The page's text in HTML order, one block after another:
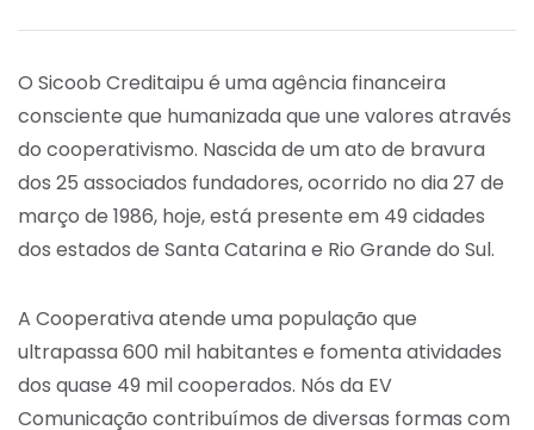
O Sicoob Creditaipu é uma agência financeira
consciente que humanizada que une valores através
do cooperativismo. Nascida de um ato de bravura
dos 25 associados fundadores, ocorrido no dia 27 de
março de 1986, hoje, está presente em 49 cidades
dos estados de Santa Catarina e Rio Grande do Sul.
A Cooperativa atende uma população que
ultrapassa 600 mil habitantes e fomenta atividades
dos quase 49 mil cooperados. Nós da EV
Comunicação contribuímos de diversas formas com